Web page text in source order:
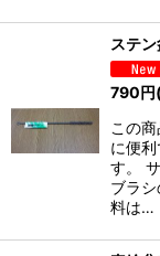
ステ
790円
この
に便
す。
ブラ
料は…